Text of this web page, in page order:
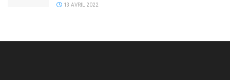
13 AVRIL 2022